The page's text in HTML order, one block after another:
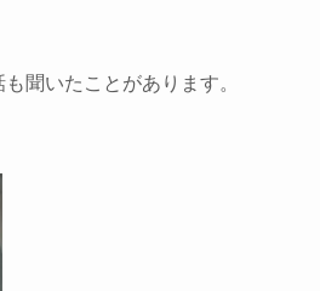
聞いたことがあります。